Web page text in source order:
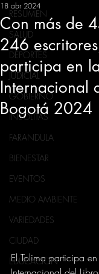
RESUMEN
SALUD
DEPORTES
JUDICIAL
GOBIERNO
INSÓLITAS
FARANDULA
BIENESTAR
EVENTOS
MEDIO AMBIENTE
VARIEDADES
CIUDAD
EDUCACION
Con más de
246
participa en
Internacional
Bogotá 2024
18 abr 2024
El Tolima participa